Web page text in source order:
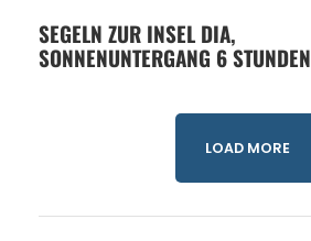
SEGELN ZUR INSEL DIA,
SONNENUNTERGANG 6 STUNDEN
LOAD MORE